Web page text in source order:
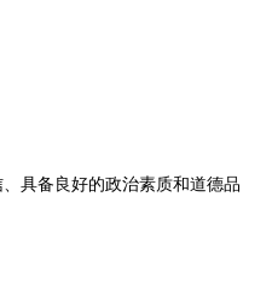
具备良好的政治素质和道德品